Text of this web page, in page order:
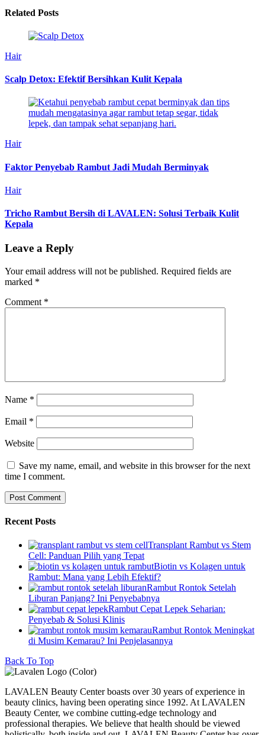
Related Posts
Hair
Scalp Detox: Efektif Bersihkan Kulit Kepala
Hair
Faktor Penyebab Rambut Jadi Mudah Berminyak
Hair
Tricho Rambut Bersih di LAVALEN: Solusi Terbaik Kulit
Kepala
Leave a Reply
Your email address will not be published. Required fields are
marked *
Comment *
Name *
Email *
Website
Save my name, email, and website in this browser for the next
time I comment.
Recent Posts
Transplant Rambut vs Stem
Cell: Panduan Pilih yang Tepat
Biotin vs Kolagen untuk
Rambut: Mana yang Lebih Efektif?
Rambut Rontok Setelah
Liburan Panjang? Ini Penyebabnya
Rambut Cepat Lepek Seharian:
Penyebab & Solusi Klinis
Rambut Rontok Meningkat
di Musim Kemarau? Ini Penjelasannya
Back To Top
LAVALEN Beauty Center boasts over 30 years of experience in
beauty clinics, having been operating since 1992. At LAVALEN
Beauty Center, we combine cutting-edge technology and
professional therapies. We believe that health should be viewed